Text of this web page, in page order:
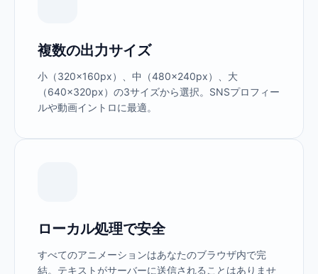
複数の出力サイズ
小（320×160px）、中（480×240px）、大
（640×320px）の3サイズから選択。SNSプロフィー
ルや動画イントロに最適。
ローカル処理で安全
すべてのアニメーションはあなたのブラウザ内で完
結。テキストがサーバーに送信されることはありませ